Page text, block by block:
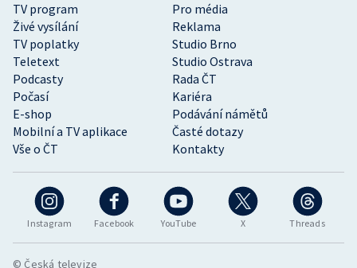
Instagram Facebook YouTube X Threads
TV program
Pro média
Živé vysílání
Reklama
TV poplatky
Studio Brno
Teletext
Studio Ostrava
Podcasty
Rada ČT
Počasí
Kariéra
E-shop
Podávání námětů
Mobilní a TV aplikace
Časté dotazy
Vše o ČT
Kontakty
© Česká televize